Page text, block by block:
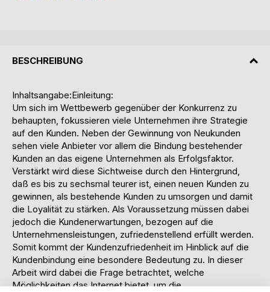
BESCHREIBUNG
Inhaltsangabe:Einleitung:
Um sich im Wettbewerb gegenüber der Konkurrenz zu
behaupten, fokussieren viele Unternehmen ihre Strategie
auf den Kunden. Neben der Gewinnung von Neukunden
sehen viele Anbieter vor allem die Bindung bestehender
Kunden an das eigene Unternehmen als Erfolgsfaktor.
Verstärkt wird diese Sichtweise durch den Hintergrund,
daß es bis zu sechsmal teurer ist, einen neuen Kunden zu
gewinnen, als bestehende Kunden zu umsorgen und damit
die Loyalität zu stärken. Als Voraussetzung müssen dabei
jedoch die Kundenerwartungen, bezogen auf die
Unternehmensleistungen, zufriedenstellend erfüllt werden.
Somit kommt der Kundenzufriedenheit im Hinblick auf die
Kundenbindung eine besondere Bedeutung zu. In dieser
Arbeit wird dabei die Frage betrachtet, welche
Möglichkeiten das Internet bietet, um die